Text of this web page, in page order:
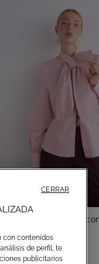
Camisa de algodón
€ 150,00
con contenidos
de perfil, te
publicitarios
CERRAR